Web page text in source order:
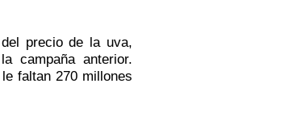
precio de la uva,
campaña anterior.
faltan 270 millones